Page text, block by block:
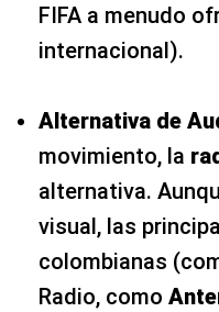
FIFA a menudo
internacional).
Alternativa de
movimiento, la
alternativa.
visual, las
colombianas
Radio, como